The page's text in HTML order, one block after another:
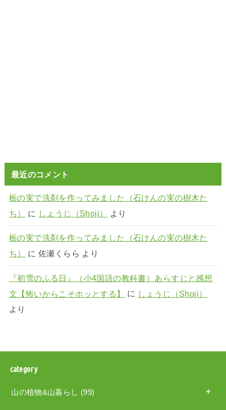
最近のコメント
栃の実で洗剤を作ってみました（石けんの実の樹木た
ち）
に しょうじ（Shoji） より
栃の実で洗剤を作ってみました（石けんの実の樹木た
ち）
に 佐瀬くらら より
『初雪のふる日』（小4国語の教科書）あらすじと感想
文【怖いからこそホッとする】
に しょうじ（Shoji）
より
category
山の植物&山暮らし (99)